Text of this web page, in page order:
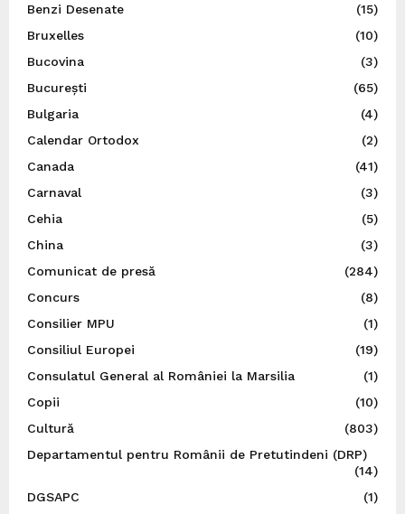
Benzi Desenate
(15)
Bruxelles
(10)
Bucovina
(3)
București
(65)
Bulgaria
(4)
Calendar Ortodox
(2)
Canada
(41)
Carnaval
(3)
Cehia
(5)
China
(3)
Comunicat de presă
(284)
Concurs
(8)
Consilier MPU
(1)
Consiliul Europei
(19)
Consulatul General al României la Marsilia
(1)
Copii
(10)
Cultură
(803)
Departamentul pentru Românii de Pretutindeni (DRP)
(14)
DGSAPC
(1)